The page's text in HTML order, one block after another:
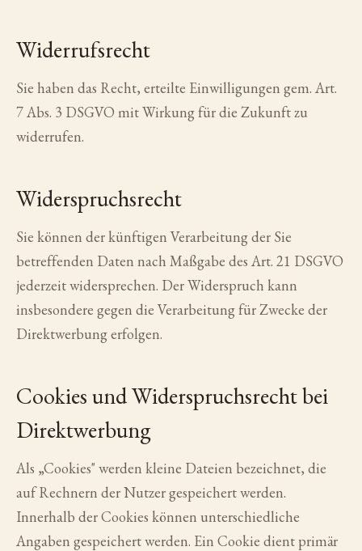
Widerrufsrecht
Sie haben das Recht, erteilte Einwilligungen gem. Art.
7 Abs. 3 DSGVO mit Wirkung für die Zukunft zu
widerrufen.
Widerspruchsrecht
Sie können der künftigen Verarbeitung der Sie
betreffenden Daten nach Maßgabe des Art. 21 DSGVO
jederzeit widersprechen. Der Widerspruch kann
insbesondere gegen die Verarbeitung für Zwecke der
Direktwerbung erfolgen.
Cookies und Widerspruchsrecht bei
Direktwerbung
Als „Cookies" werden kleine Dateien bezeichnet, die
auf Rechnern der Nutzer gespeichert werden.
Innerhalb der Cookies können unterschiedliche
Angaben gespeichert werden. Ein Cookie dient primär